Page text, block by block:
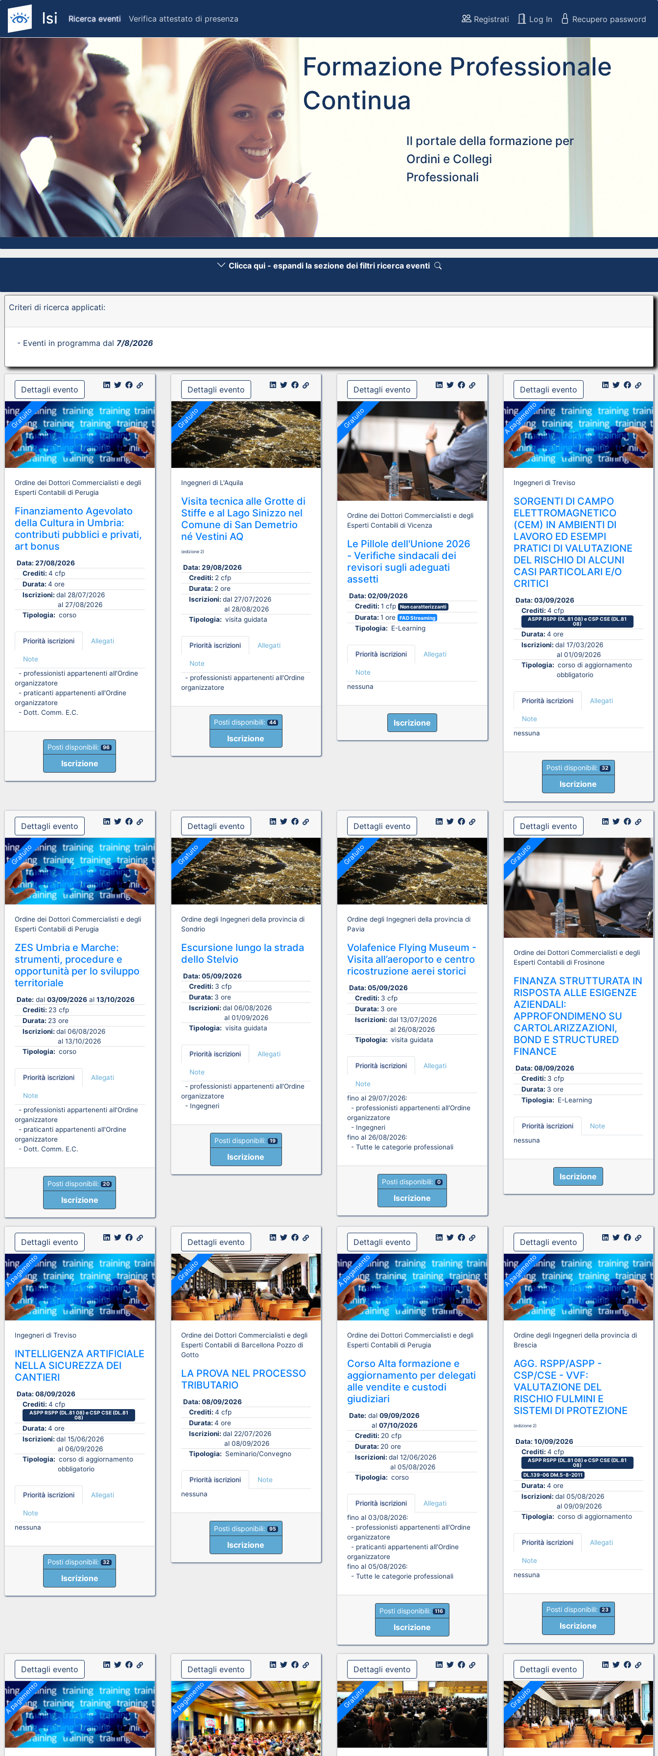
Ricerca eventi Verifica attestato di presenza Registrati Log In Recupero password
Formazione Professionale
Continua
Il portale della formazione per
Ordini e Collegi
Professionali
Previous
Clicca qui - espandi la sezione dei filtri ricerca eventi
Criteri di ricerca applicati:
- Eventi in programma dal 7/8/2026
Dettagli evento
Gratuito
Ordine dei Dottori Commercialisti e degli
Esperti Contabili di Perugia
Finanziamento Agevolato
della Cultura in Umbria:
contributi pubblici e privati,
art bonus
Data: 27/08/2026
Crediti: 4 cfp
Durata: 4 ore
Iscrizioni: dal 28/07/2026
al 27/08/2026
Tipologia: corso
Priorità iscrizioni Allegati
Note
- professionisti appartenenti all'Ordine
organizzatore
- praticanti appartenenti all'Ordine
organizzatore
- Dott. Comm. E.C.
Posti disponibili: 96
Iscrizione
Dettagli evento
Gratuito
Ingegneri di L'Aquila
Visita tecnica alle Grotte di
Stiffe e al Lago Sinizzo nel
Comune di San Demetrio
né Vestini AQ
(edizione 2)
Data: 29/08/2026
Crediti: 2 cfp
Durata: 2 ore
Iscrizioni: dal 27/07/2026
al 28/08/2026
Tipologia: visita guidata
Priorità iscrizioni Allegati
Note
- professionisti appartenenti all'Ordine
organizzatore
Posti disponibili: 44
Iscrizione
Dettagli evento
Gratuito
Ordine dei Dottori Commercialisti e degli
Esperti Contabili di Vicenza
Le Pillole dell'Unione 2026
- Verifiche sindacali dei
revisori sugli adeguati
assetti
Data: 02/09/2026
Crediti: 1 cfp Non caratterizzanti
Durata: 1 ore FAD Streaming
Tipologia: E-Learning
Priorità iscrizioni Allegati
Note
nessuna
Iscrizione
Dettagli evento
A pagamento
Ingegneri di Treviso
SORGENTI DI CAMPO
ELETTROMAGNETICO
(CEM) IN AMBIENTI DI
LAVORO ED ESEMPI
PRATICI DI VALUTAZIONE
DEL RISCHIO DI ALCUNI
CASI PARTICOLARI E/O
CRITICI
Data: 03/09/2026
Crediti: 4 cfp
ASPP RSPP (DL.81 08) e CSP CSE (DL.81
08)
Durata: 4 ore
Iscrizioni: dal 17/03/2026
al 01/09/2026
Tipologia: corso di aggiornamento
obbligatorio
Priorità iscrizioni Allegati
Note
nessuna
Posti disponibili: 32
Iscrizione
Dettagli evento
Gratuito
Ordine dei Dottori Commercialisti e degli
Esperti Contabili di Perugia
ZES Umbria e Marche:
strumenti, procedure e
opportunità per lo sviluppo
territoriale
Date: dal 03/09/2026 al 13/10/2026
Crediti: 23 cfp
Durata: 23 ore
Iscrizioni: dal 06/08/2026
al 13/10/2026
Tipologia: corso
Priorità iscrizioni Allegati
Note
- professionisti appartenenti all'Ordine
organizzatore
- praticanti appartenenti all'Ordine
organizzatore
- Dott. Comm. E.C.
Posti disponibili: 20
Iscrizione
Dettagli evento
Gratuito
Ordine degli Ingegneri della provincia di
Sondrio
Escursione lungo la strada
dello Stelvio
Data: 05/09/2026
Crediti: 3 cfp
Durata: 3 ore
Iscrizioni: dal 06/08/2026
al 01/09/2026
Tipologia: visita guidata
Priorità iscrizioni Allegati
Note
- professionisti appartenenti all'Ordine
organizzatore
- Ingegneri
Posti disponibili: 19
Iscrizione
Dettagli evento
Gratuito
Ordine degli Ingegneri della provincia di
Pavia
Volafenice Flying Museum -
Visita all’aeroporto e centro
ricostruzione aerei storici
Data: 05/09/2026
Crediti: 3 cfp
Durata: 3 ore
Iscrizioni: dal 13/07/2026
al 26/08/2026
Tipologia: visita guidata
Priorità iscrizioni Allegati
Note
fino al 29/07/2026:
- professionisti appartenenti all'Ordine
organizzatore
- Ingegneri
fino al 26/08/2026:
- Tutte le categorie professionali
Posti disponibili: 0
Iscrizione
Dettagli evento
Gratuito
Ordine dei Dottori Commercialisti e degli
Esperti Contabili di Frosinone
FINANZA STRUTTURATA IN
RISPOSTA ALLE ESIGENZE
AZIENDALI:
APPROFONDIMENO SU
CARTOLARIZZAZIONI,
BOND E STRUCTURED
FINANCE
Data: 08/09/2026
Crediti: 3 cfp
Durata: 3 ore
Tipologia: E-Learning
Priorità iscrizioni
Note
nessuna
Iscrizione
Dettagli evento
A pagamento
Ingegneri di Treviso
INTELLIGENZA ARTIFICIALE
NELLA SICUREZZA DEI
CANTIERI
Data: 08/09/2026
Crediti: 4 cfp
ASPP RSPP (DL.81 08) e CSP CSE (DL.81
08)
Durata: 4 ore
Iscrizioni: dal 15/06/2026
al 06/09/2026
Tipologia: corso di aggiornamento
obbligatorio
Priorità iscrizioni Allegati
Note
nessuna
Posti disponibili: 32
Iscrizione
Dettagli evento
Gratuito
Ordine dei Dottori Commercialisti e degli
Esperti Contabili di Barcellona Pozzo di
Gotto
LA PROVA NEL PROCESSO
TRIBUTARIO
Data: 08/09/2026
Crediti: 4 cfp
Durata: 4 ore
Iscrizioni: dal 22/07/2026
al 08/09/2026
Tipologia: Seminario/Convegno
Priorità iscrizioni
Note
nessuna
Posti disponibili: 95
Iscrizione
Dettagli evento
A pagamento
Ordine dei Dottori Commercialisti e degli
Esperti Contabili di Perugia
Corso Alta formazione e
aggiornamento per delegati
alle vendite e custodi
giudiziari
Date: dal 09/09/2026
al07/10/2026
Crediti: 20 cfp
Durata: 20 ore
Iscrizioni: dal 12/06/2026
al 05/08/2026
Tipologia: corso
Priorità iscrizioni
Allegati
fino al 03/08/2026:
- professionisti appartenenti all'Ordine
organizzatore
- praticanti appartenenti all'Ordine
organizzatore
fino al 05/08/2026:
- Tutte le categorie professionali
Posti disponibili: 116
Iscrizione
Dettagli evento
A pagamento
Ordine degli Ingegneri della provincia di
Brescia
AGG. RSPP/ASPP -
CSP/CSE - VVF:
VALUTAZIONE DEL
RISCHIO FULMINI E
SISTEMI DI PROTEZIONE
(edizione 2)
Data: 10/09/2026
Crediti: 4 cfp
ASPP RSPP (DL.81 08) e CSP CSE (DL.81
08)
DL.139-06 DM.5-8-2011
Durata: 4 ore
Iscrizioni: dal 05/08/2026
al 09/09/2026
Tipologia: corso di aggiornamento
Priorità iscrizioni Allegati
Note
nessuna
Posti disponibili: 23
Iscrizione
Dettagli evento
A pagamento
Dettagli evento
A pagamento
Dettagli evento
Gratuito
Dettagli evento
Gratuito